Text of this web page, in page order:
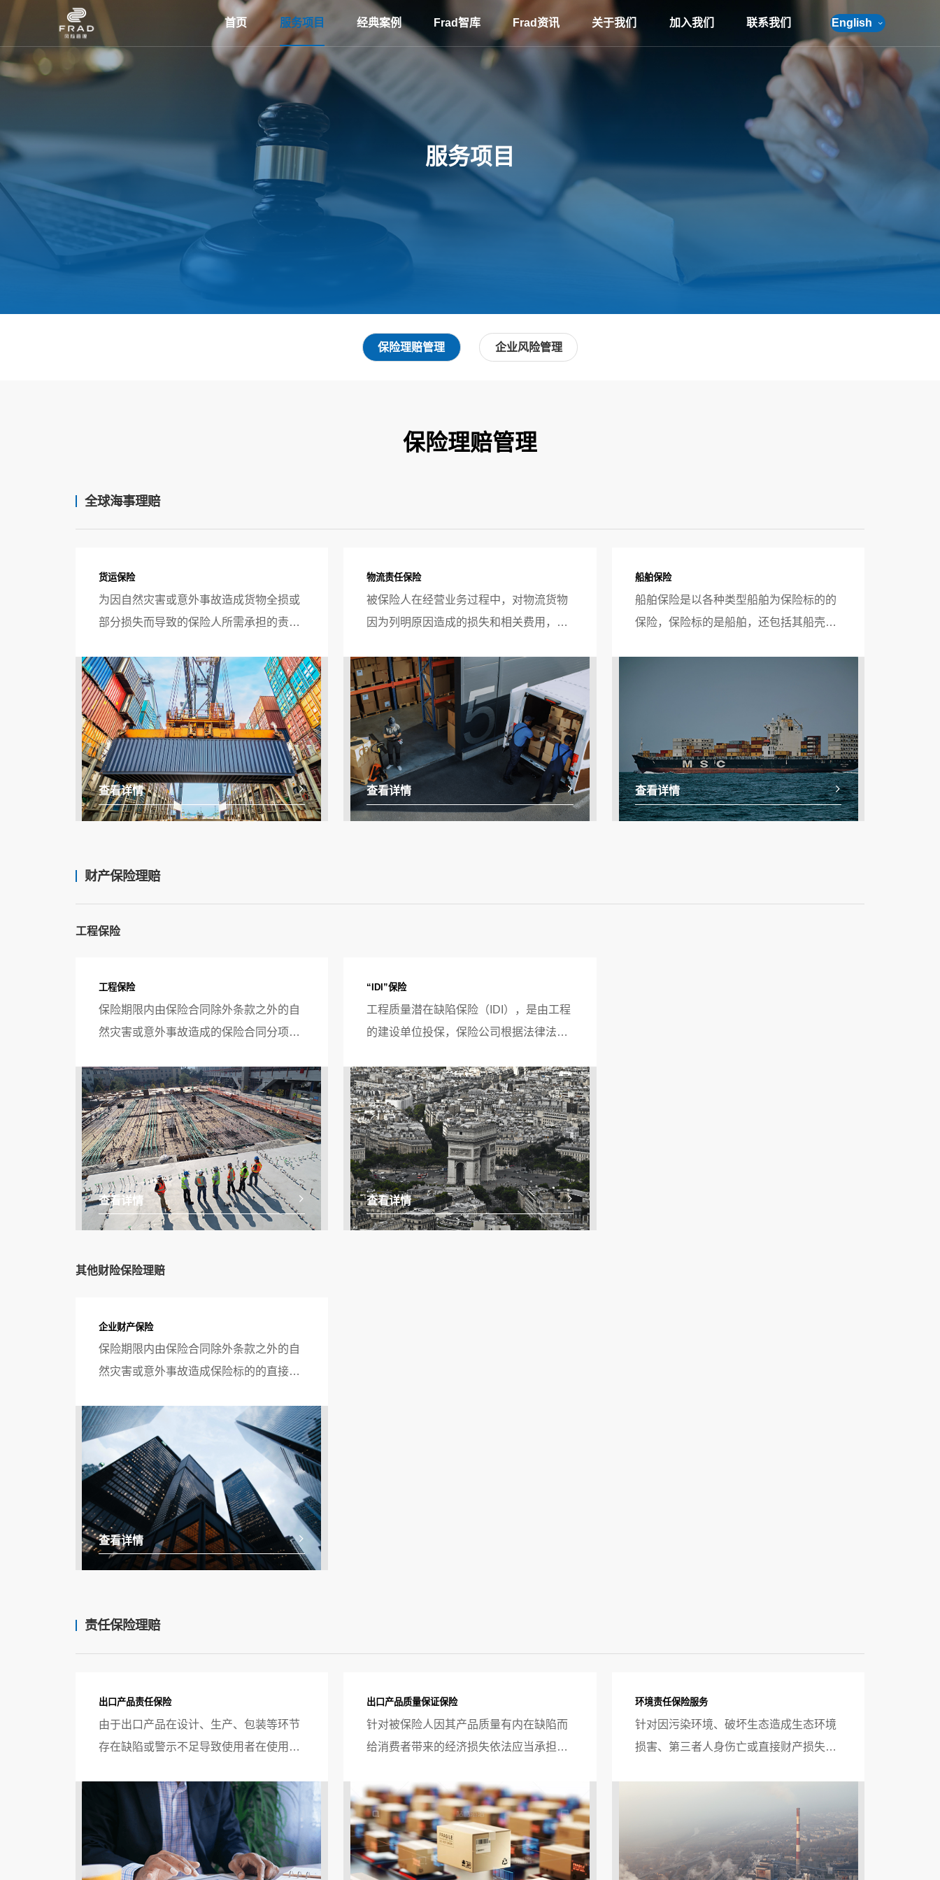
首页 服务项目 经典案例 Frad智库 Frad资讯 关于我们 加入我们 联系我们
首页
Frad智库
English
服务项目
保险理赔管理 企业风险管理
保险理赔管理
全球海事理赔
货运保险
为因自然灾害或意外事故造成货物全损或
部分损失而导致的保险人所需承担的责任
估损、理算、以及出险后的货物残值处理
等服务。
查看详情
物流责任保险
被保险人在经营业务过程中，对物流货物
因为列明原因造成的损失和相关费用，依
险人根据保险合同的约定负责赔偿。提供
出险前的风控培训服务及出险后的查勘、
检验、定损及理算服务。
查看详情
船舶保险
船舶保险是以各种类型船舶为保险标的的
保险，保险标的是船舶，还包括其船壳、
查看详情
财产保险理赔
工程保险
工程保险
保险期限内由保险合同除外条款之外的自
然灾害或意外事故造成的保险合同分项列
的意外事故引起工地内及邻近区域的第三
者人身伤亡、疾病或财产损失，依法由被
保险人承担的经济赔偿责任。
查看详情
“IDI”保险
工程质量潜在缺陷保险（IDI），是由工程
的建设单位投保，保险公司根据法律法规
限内出现的由于工程质量潜在缺陷所导致
的投保建筑物损坏，予以赔偿、维修或重
置的保险。
查看详情
其他财险保险理赔
企业财产保险
保险期限内由保险合同除外条款之外的自
然灾害或意外事故造成保险标的的直接物
查看详情
责任保险理赔
出口产品责任保险
由于出口产品在设计、生产、包装等环节
存在缺陷或警示不足导致使用者在使用过
此向生产商或经销商提出索赔或诉讼，生
产商由此需要承担相应的法律赔偿责任。
出口产品质量保证保险
针对被保险人因其产品质量有内在缺陷而
给消费者带来的经济损失依法应当承担损
承担赔偿责任的保险提供理赔服务。
环境责任保险服务
针对因污染环境、破坏生态造成生态环境
损害、第三者人身伤亡或直接财产损失，
供出险前的风控服务和出险后的查勘、检
验、估损及理算服务。